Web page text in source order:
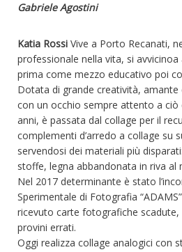
Gabriele Agostini
Katia Rossi Vive a Porto Recanati,
professionale nella vita, si
prima come mezzo educativo poi
Dotata di grande creatività, amante
con un occhio sempre attento a ciò
anni, è passata dal collage per il
complementi d’arredo a collage su
servendosi dei materiali più
stoffe, legna abbandonata in riva al
Nel 2017 determinante è stato
Sperimentale di Fotografia “ADAMS”
ricevuto carte fotografiche
provini errati.
Oggi realizza collage analogici con